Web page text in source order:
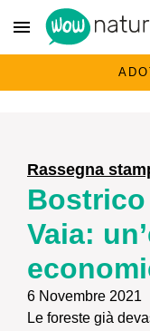
menu
Rassegna
Vaia:
6 Novembre 2021
Le foreste già